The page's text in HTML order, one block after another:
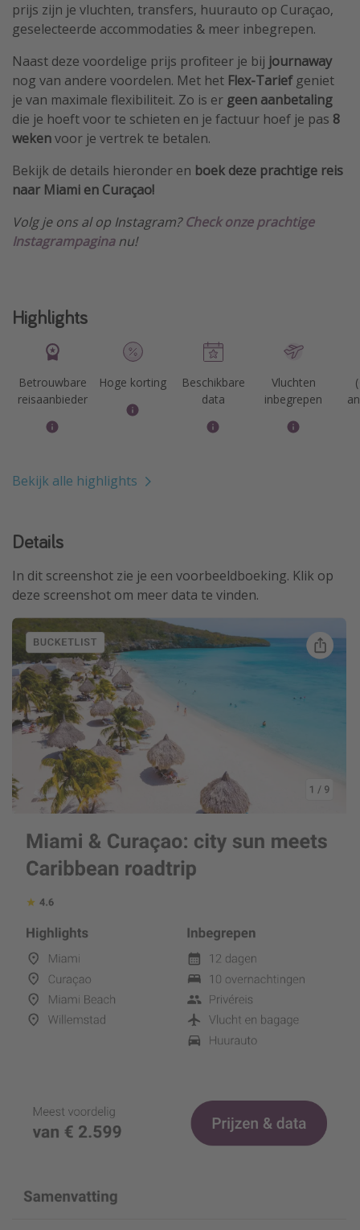
prijs zijn je vluchten, transfers, huurauto op Curaçao,
geselecteerde accommodaties & meer inbegrepen.
Naast deze voordelige prijs profiteer je bij journaway
nog van andere voordelen. Met het Flex-Tariefgeniet
je van maximale flexibiliteit. Zo is er geen aanbetaling
die je hoeft voor te schieten en je factuur hoef je pas 8
wekenvoor je vertrek te betalen.
Bekijk de details hieronder en boek deze prachtige reis
naar Miami en Curaçao!
Volg je ons al op Instagram?Check onze prachtige
Instagrampaginanu!
Highlights
Betrouwbare
reisaanbieder
Hoge korting
Beschikbare
data
Vluchten
inbegrepen
Bekijk alle highlights
Details
In dit screenshot zie je een voorbeeldboeking. Klik op
deze screenshot om meer data te vinden.